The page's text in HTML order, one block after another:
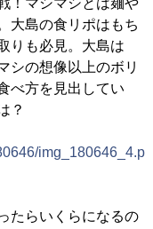
！マシマシとは麺や
大島の食リポはもち
りも必見。大島は
シの想像以上のボリ
べ方を見出してい
？
たらいくらになるの